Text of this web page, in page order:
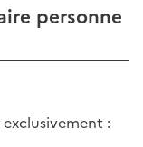
personne
: